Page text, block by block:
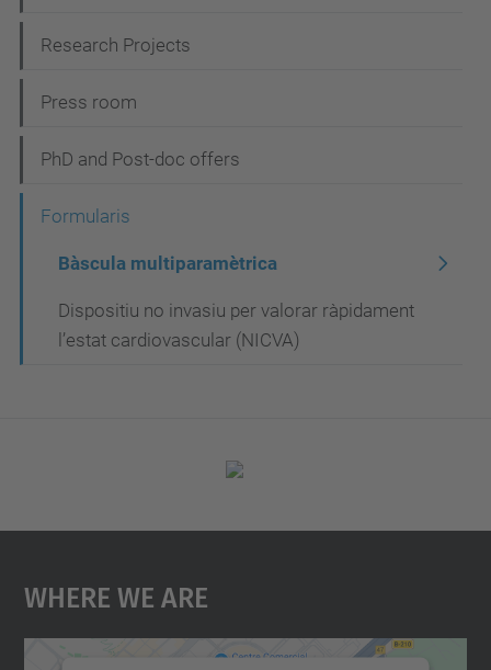
i
o
Research Projects
Press room
PhD and Post-doc offers
Formularis
Bàscula multiparamètrica
Dispositiu no invasiu per valorar ràpidament
l’estat cardiovascular (NICVA)
Where We Are